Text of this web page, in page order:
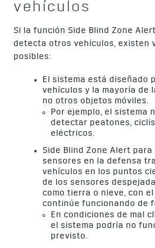
vehículos
Si la función Side Blind Zone
detecta otros vehículos, existen
posibles:
El sistema está diseñado
vehículos y la mayoría de
no otros objetos móviles.
Por ejemplo, el sistema
detectar peatones,
eléctricos.
Side Blind Zone Alert
sensores en la defensa
vehículos en los puntos
de los sensores
como tierra o nieve, con
continúe funcionando de
En condiciones de mal
el sistema podría no
previsto.